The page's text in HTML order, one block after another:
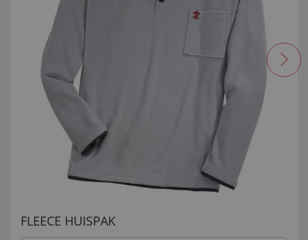
FLEECE HUISPAK